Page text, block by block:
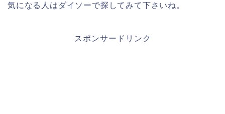
気になる人はダイソーで探してみて下さいね。
スポンサードリンク